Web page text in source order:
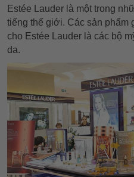
Estée Lauder là một trong
tiếng thế giới. Các sản phẩm
cho Estée Lauder là các bộ
da.